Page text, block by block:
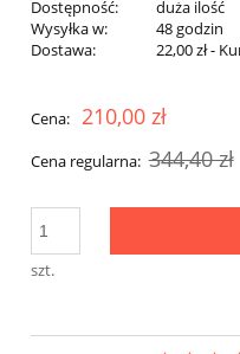
Dostępność:
duża ilość
Wysyłka w:
48 godzin
Dostawa:
22,00 zł-
Cena nie zawiera
Cena: 210,00 zł
Cena regularna: 344,40 zł
szt.